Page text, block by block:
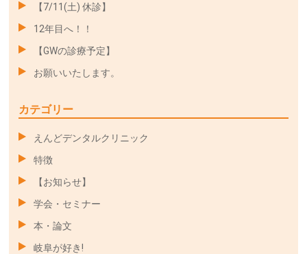
【7/11(土) 休診】
12年目へ！！
【GWの診療予定】
お願いいたします。
カテゴリー
えんどデンタルクリニック
特徴
【お知らせ】
学会・セミナー
本・論文
岐阜が好き!